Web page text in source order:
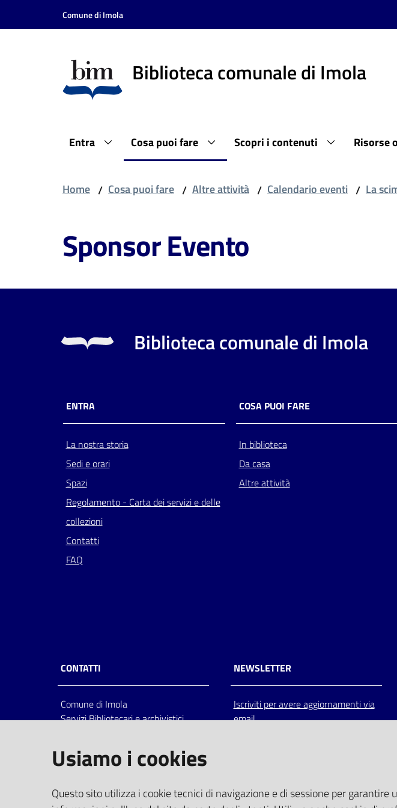
Vai al contenuto
Vai alla navigazione
Comune di Imola
Biblioteca comunale di Imola
Entra Cosa puoi fare Scopri i contenuti Risorse
Home / Cosa puoi fare / Altre attività / Calendario eventi / La
Sponsor Evento
Biblioteca comunale di Imola
ENTRA
La nostra storia
Sedi e orari
Spazi
Regolamento - Carta dei servizi e delle
collezioni
Contatti
FAQ
COSA PUOI FARE
In biblioteca
Da casa
Altre attività
CONTATTI
Comune di Imola
Servizi Bibliotecari e archivistici
Italia
centralino: tel 0542.6026.36 fax
bim@comune.imola.bo.it
PEC
NEWSLETTER
Iscriviti per avere aggiornamenti via
email
Usiamo i cookies
Questo sito utilizza i cookie tecnici di navigazione e di sessione per